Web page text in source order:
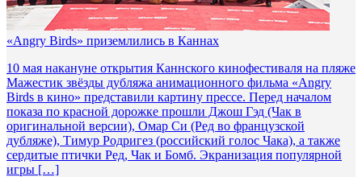
«Angry Birds» приземлились в Каннах
10 мая накануне открытия Каннского кинофестиваля на пляже
Мажестик звёзды дубляжа анимационного фильма «Angry
Birds в кино» представили картину прессе. Перед началом
показа по красной дорожке прошли Джош Гэд (Чак в
оригинальной версии), Омар Си (Ред во французской
дубляже), Тимур Родригез (российский голос Чака), а также
сердитые птички Ред, Чак и Бомб. Экранизация популярной
игры […]